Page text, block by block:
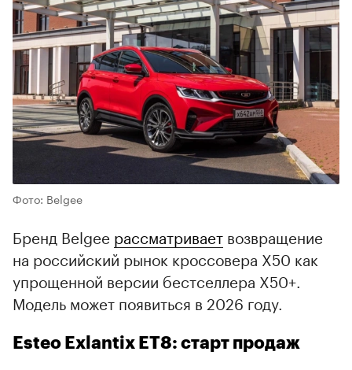
00:00 / 00:00
Фото: Belgee
Бренд Belgee рассматривает возвращение
на российский рынок кроссовера X50 как
упрощенной версии бестселлера X50+.
Модель может появиться в 2026 году.
Esteo Exlantix ET8: старт продаж